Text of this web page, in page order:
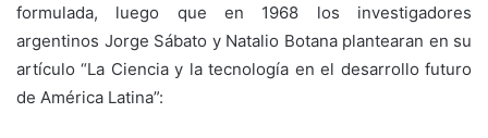
formulada, luego que en 1968 los investigadores
argentinos Jorge Sábato y Natalio Botana plantearan en su
artículo “La Ciencia y la tecnología en el desarrollo futuro
de América Latina”: